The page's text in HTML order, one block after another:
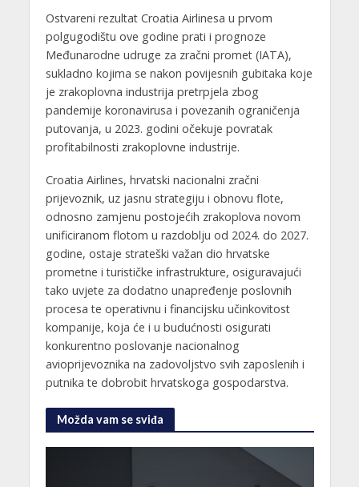
Ostvareni rezultat Croatia Airlinesa u prvom
polgugodištu ove godine prati i prognoze
Međunarodne udruge za zračni promet (IATA),
sukladno kojima se nakon povijesnih gubitaka koje
je zrakoplovna industrija pretrpjela zbog
pandemije koronavirusa i povezanih ograničenja
putovanja, u 2023. godini očekuje povratak
profitabilnosti zrakoplovne industrije.
Croatia Airlines, hrvatski nacionalni zračni
prijevoznik, uz jasnu strategiju i obnovu flote,
odnosno zamjenu postojećih zrakoplova novom
unificiranom flotom u razdoblju od 2024. do 2027.
godine, ostaje strateški važan dio hrvatske
prometne i turističke infrastrukture, osiguravajući
tako uvjete za dodatno unapređenje poslovnih
procesa te operativnu i financijsku učinkovitost
kompanije, koja će i u budućnosti osigurati
konkurentno poslovanje nacionalnog
avioprijevoznika na zadovoljstvo svih zaposlenih i
putnika te dobrobit hrvatskoga gospodarstva.
Možda vam se sviđa